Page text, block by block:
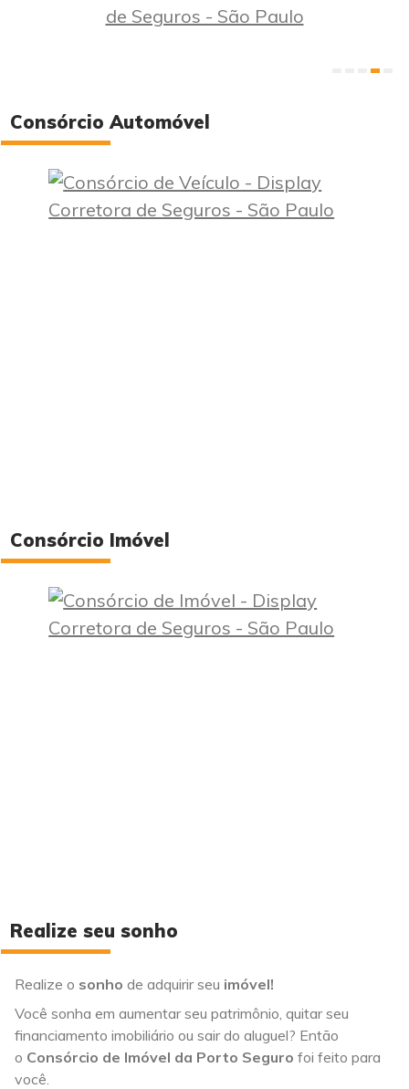
Consórcio Automóvel
Consórcio Imóvel
Realize seu sonho
Realize o sonho de adquirir seu imóvel!
Você sonha em aumentar seu patrimônio, quitar seu
financiamento imobiliário ou sair do aluguel? Então
o Consórcio de Imóvel da Porto Seguro foi feito para
você.